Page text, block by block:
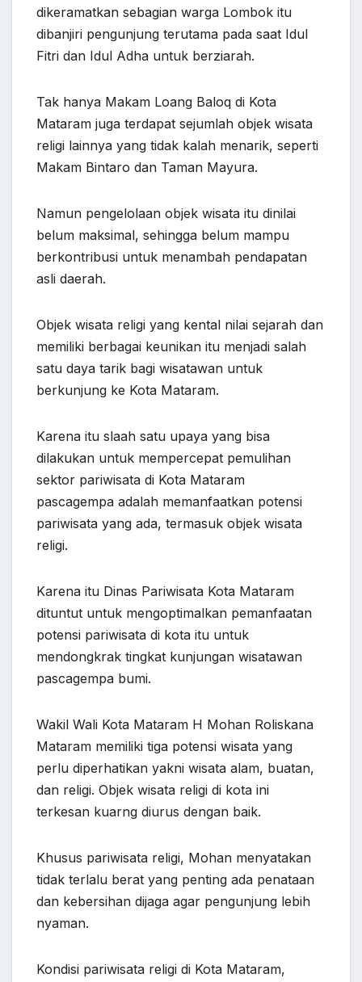
dikeramatkan sebagian warga Lombok itu
dibanjiri pengunjung terutama pada saat Idul
Fitri dan Idul Adha untuk berziarah.
Tak hanya Makam Loang Baloq di Kota
Mataram juga terdapat sejumlah objek wisata
religi lainnya yang tidak kalah menarik, seperti
Makam Bintaro dan Taman Mayura.
Namun pengelolaan objek wisata itu dinilai
belum maksimal, sehingga belum mampu
berkontribusi untuk menambah pendapatan
asli daerah.
Objek wisata religi yang kental nilai sejarah dan
memiliki berbagai keunikan itu menjadi salah
satu daya tarik bagi wisatawan untuk
berkunjung ke Kota Mataram.
Karena itu slaah satu upaya yang bisa
dilakukan untuk mempercepat pemulihan
sektor pariwisata di Kota Mataram
pascagempa adalah memanfaatkan potensi
pariwisata yang ada, termasuk objek wisata
religi.
Karena itu Dinas Pariwisata Kota Mataram
dituntut untuk mengoptimalkan pemanfaatan
potensi pariwisata di kota itu untuk
mendongkrak tingkat kunjungan wisatawan
pascagempa bumi.
Wakil Wali Kota Mataram H Mohan Roliskana
Mataram memiliki tiga potensi wisata yang
perlu diperhatikan yakni wisata alam, buatan,
dan religi. Objek wisata religi di kota ini
terkesan kuarng diurus dengan baik.
Khusus pariwisata religi, Mohan menyatakan
tidak terlalu berat yang penting ada penataan
dan kebersihan dijaga agar pengunjung lebih
nyaman.
Kondisi pariwisata religi di Kota Mataram,